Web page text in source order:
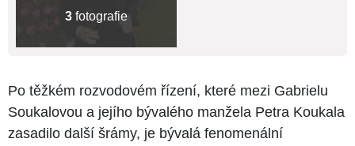
3 fotografie
Po těžkém rozvodovém řízení, které mezi Gabrielu
Soukalovou a jejího bývalého manžela Petra Koukala
zasadilo další šrámy, je bývalá fenomenální